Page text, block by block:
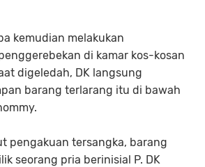
kemudian melakukan
di kamar kos-kosan
digeledah, DK langsung
barang terlarang itu di bawah
pengakuan tersangka, barang
seorang pria berinisial P. DK